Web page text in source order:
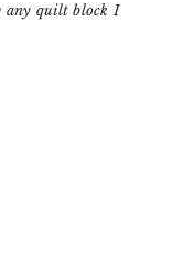
any quilt block I